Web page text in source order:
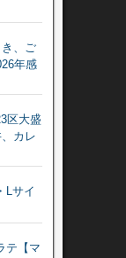
き、ご
年感
区大盛
カレ
Lサイ
テ【マ